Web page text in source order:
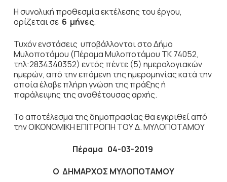
Η συνολική προθεσμία εκτέλεσης του έργου,
ορίζεται σε 6 μήνες.
Τυχόν ενστάσεις υποβάλλονται στο Δήμο
Μυλοποτάμου (Πέραμα Μυλοποτάμου ΤΚ 74052,
τηλ:2834340352) εντός πέντε (5) ημερολογιακών
ημερών, από την επόμενη της ημερομηνίας κατά την
οποία έλαβε πλήρη γνώση της πράξης ή
παράλειψης της αναθέτουσας αρχής.
Το αποτέλεσμα της δημοπρασίας θα εγκριθεί από
την ΟΙΚΟΝΟΜΙΚΗ ΕΠΙΤΡΟΠΗ ΤΟΥ Δ. ΜΥΛΟΠΟΤΑΜΟΥ
Πέραμα 04-03-2019
Ο ΔΗΜΑΡΧΟΣ ΜΥΛΟΠΟΤΑΜΟΥ